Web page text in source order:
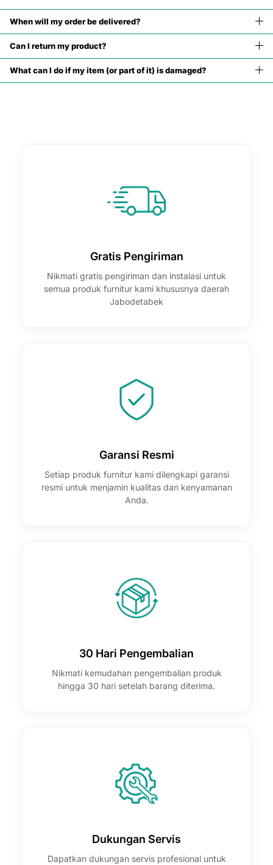
When will my order be delivered?
Can I return my product?
What can I do if my item (or part of it) is damaged?
Gratis Pengiriman
Nikmati gratis pengiriman dan instalasi untuk
semua produk furnitur kami khususnya daerah
Jabodetabek
Garansi Resmi
Setiap produk furnitur kami dilengkapi garansi
resmi untuk menjamin kualitas dan kenyamanan
Anda.
30 Hari Pengembalian
Nikmati kemudahan pengembalian produk
hingga 30 hari setelah barang diterima.
Dukungan Servis
Dapatkan dukungan servis profesional untuk